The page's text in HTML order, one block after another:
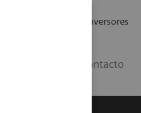
Relaciones con Inversores
Contacto